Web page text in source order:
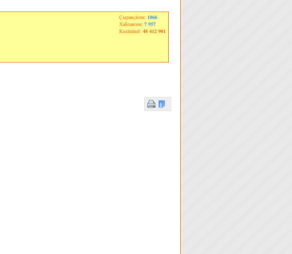
Çыравçăсем: 1066
Хайлавсем: 7 957
Калăпăшĕ: 48 412 901